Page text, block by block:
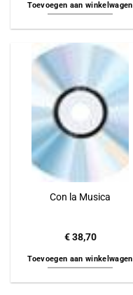
Toevoegen aan winkelwagen
Con la Musica
€38,70
Toevoegen aan winkelwagen